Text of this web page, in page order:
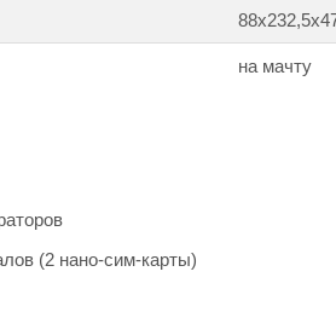
на мачту
(2 нано-сим-карты)